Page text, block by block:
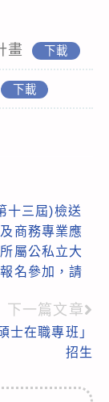
畫 下載
下載
十三屆)檢送
商務專業應
屬公私立大
名參加，請
下一篇文章
士在職專班」
招生